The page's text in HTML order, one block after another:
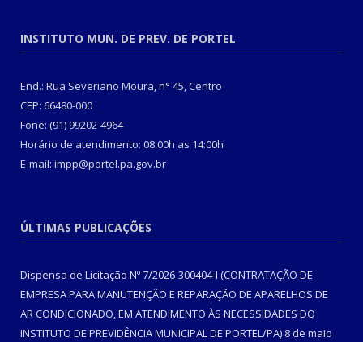
INSTITUTO MUN. DE PREV. DE PORTEL
End.: Rua Severiano Moura, n° 45, Centro
CEP: 66480-000
Fone: (91) 99202-4964
Horário de atendimento: 08:00h as 14:00h
E-mail: impp@portel.pa.gov.br
ÚLTIMAS PUBLICAÇÕES
Dispensa de Licitação Nº 7/2026-300404-I (CONTRATAÇÃO DE
EMPRESA PARA MANUTENÇÃO E REPARAÇÃO DE APARELHOS DE
AR CONDICIONADO, EM ATENDIMENTO ÀS NECESSIDADES DO
INSTITUTO DE PREVIDÊNCIA MUNICIPAL DE PORTEL/PA) 8 de maio